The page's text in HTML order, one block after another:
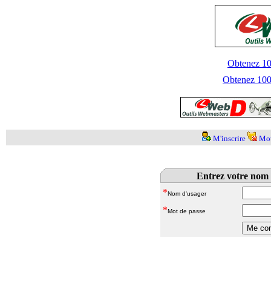
Obtenez
Obtenez
M'inscrire
Entrez votre nom
*Nom d'usager
*Mot de passe